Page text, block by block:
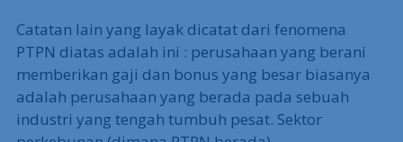
Catatan lain yang layak dicatat dari fenomena
PTPN diatas adalah ini : perusahaan yang berani
memberikan gaji dan bonus yang besar biasanya
adalah perusahaan yang berada pada sebuah
industri yang tengah tumbuh pesat. Sektor